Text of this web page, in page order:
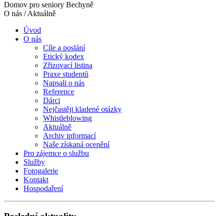
Domov pro seniory Bechyně
O nás / Aktuálně
Úvod
O nás
Cíle a poslání
Etický kodex
Zřizovací listina
Praxe studentů
Napsali o nás
Reference
Dárci
Nejčastěji kladené otázky
Whistleblowing
Aktuálně
Archiv informací
Naše získaná ocenění
Pro zájemce o službu
Služby
Fotogalerie
Kontakt
Hospodaření